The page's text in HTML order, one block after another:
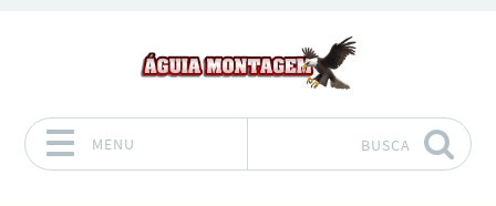
MENU BUSCA